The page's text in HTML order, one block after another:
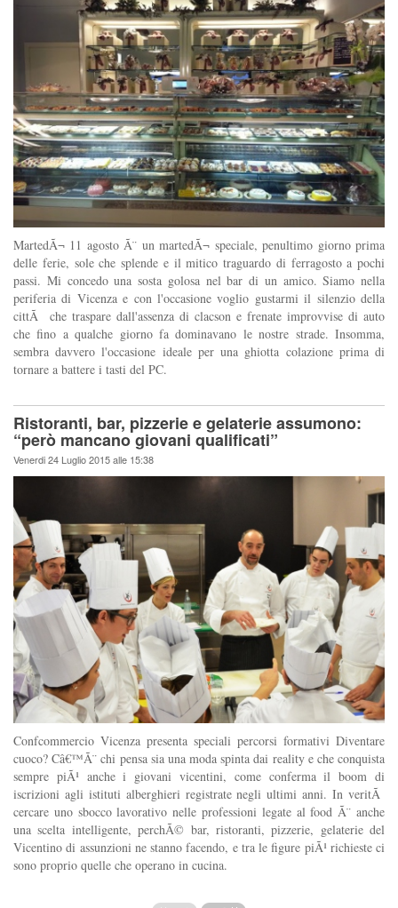
MartedÃ¬ 11 agosto Ã¨ un martedÃ¬ speciale, penultimo giorno prima
delle ferie, sole che splende e il mitico traguardo di ferragosto a pochi
passi. Mi concedo una sosta golosa nel bar di un amico. Siamo nella
periferia di Vicenza e con l'occasione voglio gustarmi il silenzio della
cittÃ che traspare dall'assenza di clacson e frenate improvvise di auto
che fino a qualche giorno fa dominavano le nostre strade. Insomma,
sembra davvero l'occasione ideale per una ghiotta colazione prima di
tornare a battere i tasti del PC.
Ristoranti, bar, pizzerie e gelaterie assumono:
“però mancano giovani qualificati”
Venerdi 24 Luglio 2015 alle 15:38
Confcommercio Vicenza presenta speciali percorsi formativi Diventare
cuoco? Câ€™Ã¨ chi pensa sia una moda spinta dai reality e che conquista
sempre piÃ¹ anche i giovani vicentini, come conferma il boom di
iscrizioni agli istituti alberghieri registrate negli ultimi anni. In veritÃ
cercare uno sbocco lavorativo nelle professioni legate al food Ã¨ anche
una scelta intelligente, perchÃ© bar, ristoranti, pizzerie, gelaterie del
Vicentino di assunzioni ne stanno facendo, e tra le figure piÃ¹ richieste ci
sono proprio quelle che operano in cucina.